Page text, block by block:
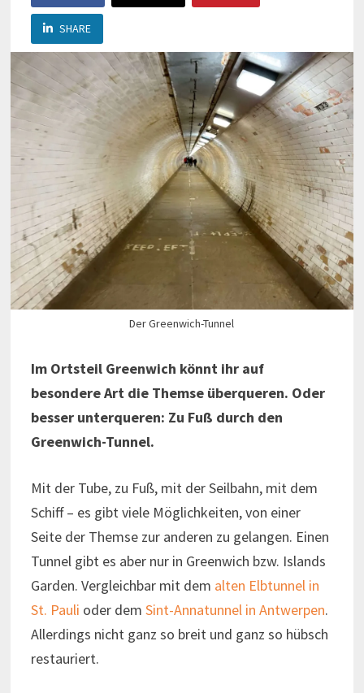
SHARE
Der Greenwich-Tunnel
Im Ortsteil Greenwich könnt ihr auf
besondere Art die Themse überqueren. Oder
besser unterqueren: Zu Fuß durch den
Greenwich-Tunnel.
Mit der Tube, zu Fuß, mit der Seilbahn, mit dem
Schiff – es gibt viele Möglichkeiten, von einer
Seite der Themse zur anderen zu gelangen. Einen
Tunnel gibt es aber nur in Greenwich bzw. Islands
Garden. Vergleichbar mit dem alten Elbtunnel in
St. Pauli oder dem Sint-Annatunnel in Antwerpen.
Allerdings nicht ganz so breit und ganz so hübsch
restauriert.